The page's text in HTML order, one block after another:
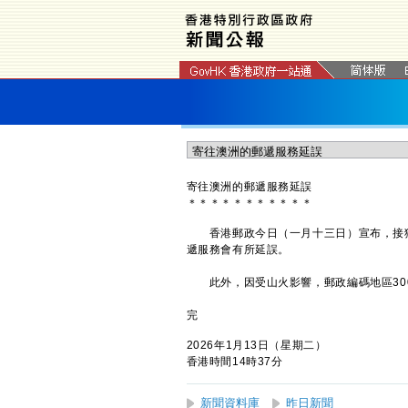
寄往澳洲的郵遞服務延誤
＊ ＊ ＊ ＊ ＊ ＊ ＊ ＊ ＊ ＊ ＊
香港郵政今日（一月十三日）宣布，接
遞服務會有所延誤。
此外，因受山火影響，郵政編碼地區
完
2026年1月13日（星期二）
香港時間14時37分
新聞資料庫 昨日新聞